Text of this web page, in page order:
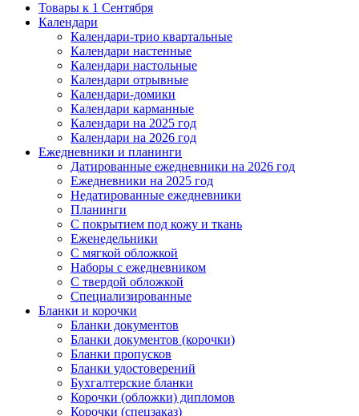
Товары к 1 Сентября
Календари
Календари-трио квартальные
Календари настенные
Календари настольные
Календари отрывные
Календари-домики
Календари карманные
Календари на 2025 год
Календари на 2026 год
Ежедневники и планинги
Датированные ежедневники на 2026 год
Ежедневники на 2025 год
Недатированные ежедневники
Планинги
С покрытием под кожу и ткань
Еженедельники
С мягкой обложкой
Наборы с ежедневником
С твердой обложкой
Специализированные
Бланки и корочки
Бланки документов
Бланки документов (корочки)
Бланки пропусков
Бланки удостоверений
Бухгалтерские бланки
Корочки (обложки) дипломов
Корочки (спецзаказ)